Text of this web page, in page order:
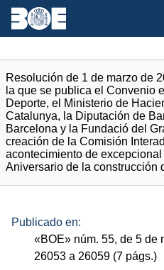
Resolución de 1 de marzo de
la que se publica el Convenio
Deporte, el Ministerio de
Catalunya, la Diputación de
Barcelona y la Fundació del
creación de la Comisión
acontecimiento de
Aniversario de la construcción
Publicado en:
«BOE» núm. 55, de 5 de
26053 a 26059 (7 págs.)